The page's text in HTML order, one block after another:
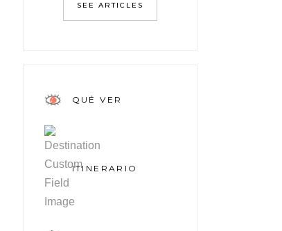
SEE ARTICLES
QUÉ VER
ITINERARIO